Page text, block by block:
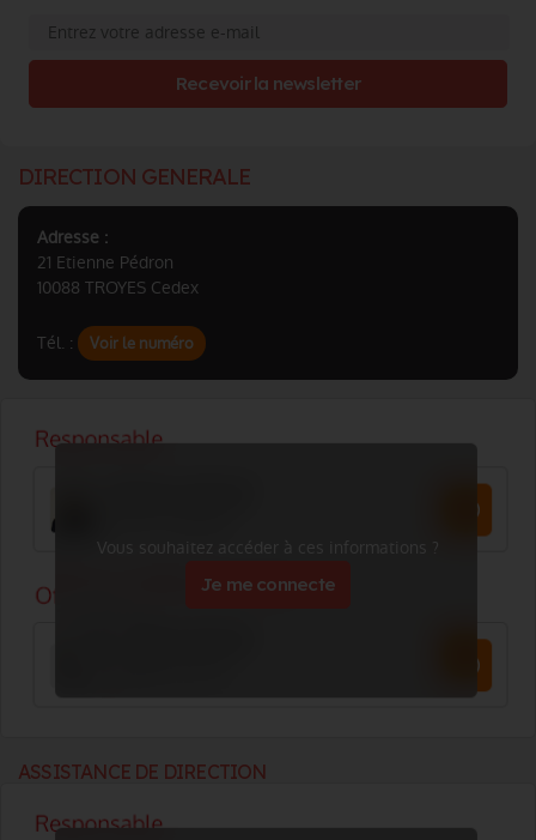
DIRECTION GENERALE
Adresse :
21 Etienne Pédron
10088 TROYES Cedex
Tél. : Voir le numéro
Vous souhaitez accéder à ces informations ?
Je me connecte
ASSISTANCE DE DIRECTION
Recevoir la newsletter